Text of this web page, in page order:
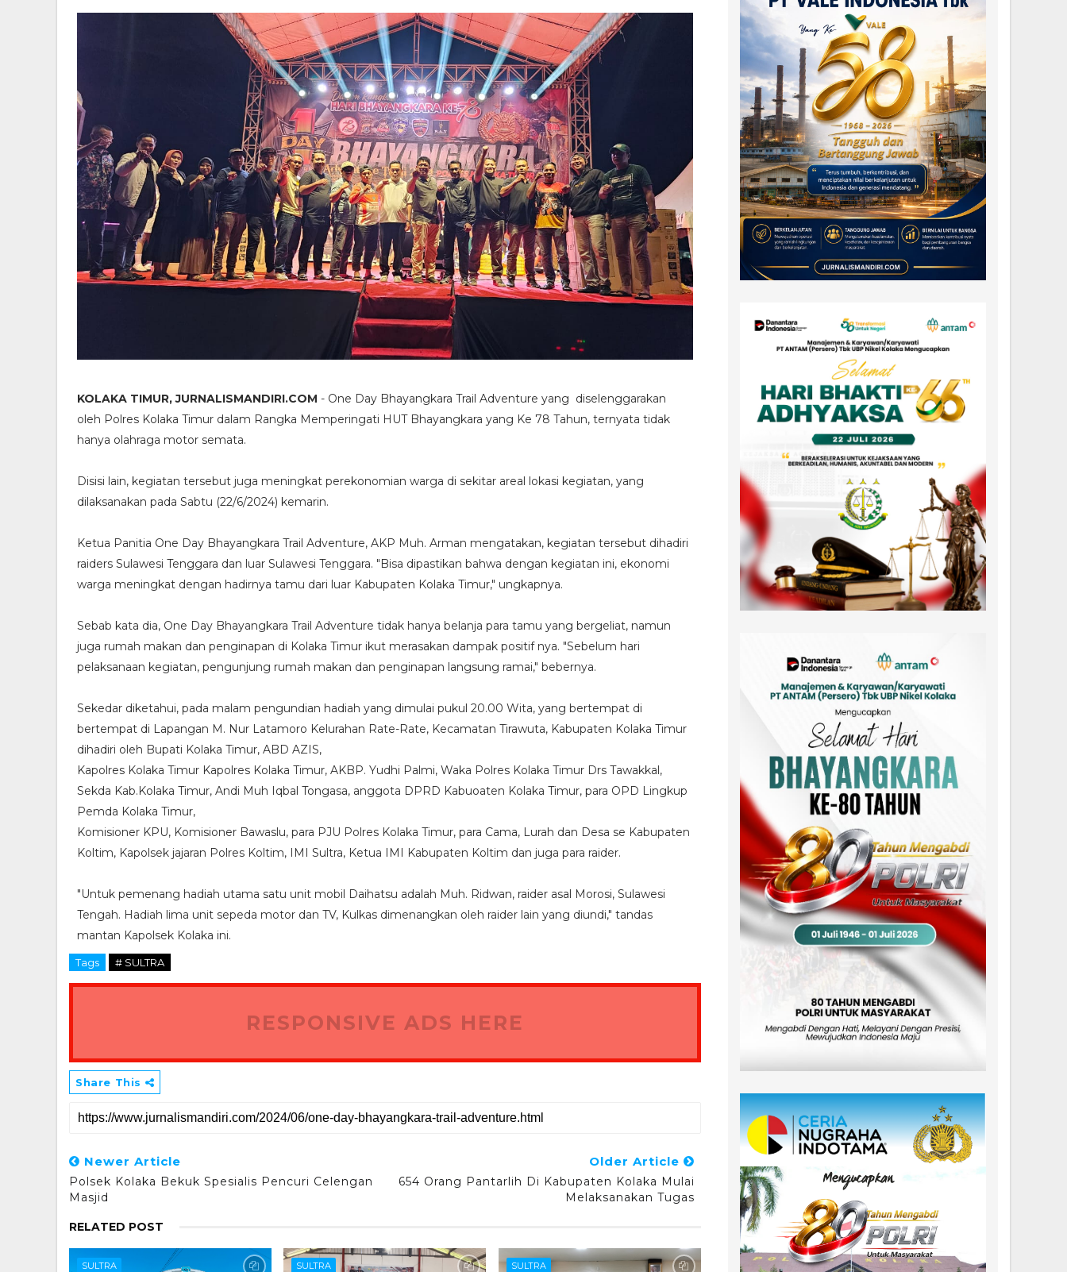
KOLAKA TIMUR, JURNALISMANDIRI.COM - One Day Bhayangkara Trail Adventure yang diselenggarakan
oleh Polres Kolaka Timur dalam Rangka Memperingati HUT Bhayangkara yang Ke 78 Tahun, ternyata tidak
hanya olahraga motor semata.
Disisi lain, kegiatan tersebut juga meningkat perekonomian warga di sekitar areal lokasi kegiatan, yang
dilaksanakan pada Sabtu (22/6/2024) kemarin.
Ketua Panitia One Day Bhayangkara Trail Adventure, AKP Muh. Arman mengatakan, kegiatan tersebut dihadiri
raiders Sulawesi Tenggara dan luar Sulawesi Tenggara. "Bisa dipastikan bahwa dengan kegiatan ini, ekonomi
warga meningkat dengan hadirnya tamu dari luar Kabupaten Kolaka Timur," ungkapnya.
Sebab kata dia, One Day Bhayangkara Trail Adventure tidak hanya belanja para tamu yang bergeliat, namun
juga rumah makan dan penginapan di Kolaka Timur ikut merasakan dampak positif nya. "Sebelum hari
pelaksanaan kegiatan, pengunjung rumah makan dan penginapan langsung ramai," bebernya.
Sekedar diketahui, pada malam pengundian hadiah yang dimulai pukul 20.00 Wita, yang bertempat di
bertempat di Lapangan M. Nur Latamoro Kelurahan Rate-Rate, Kecamatan Tirawuta, Kabupaten Kolaka Timur
dihadiri oleh Bupati Kolaka Timur, ABD AZIS,
Kapolres Kolaka Timur Kapolres Kolaka Timur, AKBP. Yudhi Palmi, Waka Polres Kolaka Timur Drs Tawakkal,
Sekda Kab.Kolaka Timur, Andi Muh Iqbal Tongasa, anggota DPRD Kabuoaten Kolaka Timur, para OPD Lingkup
Pemda Kolaka Timur,
Komisioner KPU, Komisioner Bawaslu, para PJU Polres Kolaka Timur, para Cama, Lurah dan Desa se Kabupaten
Koltim, Kapolsek jajaran Polres Koltim, IMI Sultra, Ketua IMI Kabupaten Koltim dan juga para raider.
"Untuk pemenang hadiah utama satu unit mobil Daihatsu adalah Muh. Ridwan, raider asal Morosi, Sulawesi
Tengah. Hadiah lima unit sepeda motor dan TV, Kulkas dimenangkan oleh raider lain yang diundi," tandas
mantan Kapolsek Kolaka ini.
Tags # SULTRA
RESPONSIVE ADS HERE
Share This
Newer Article
Polsek Kolaka Bekuk Spesialis Pencuri Celengan
Masjid
Older Article
654 Orang Pantarlih Di Kabupaten Kolaka Mulai
Melaksanakan Tugas
RELATED POST
SULTRA SULTRA SULTRA